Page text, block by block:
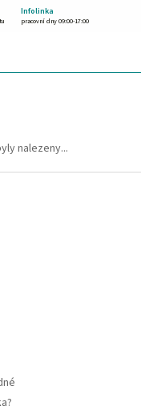
Infolinka
pracovní dny 09:00-17:00
nalezeny...